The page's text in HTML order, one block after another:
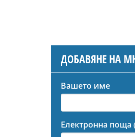
ДОБАВЯНЕ НА
Вашето име
Електронна поща